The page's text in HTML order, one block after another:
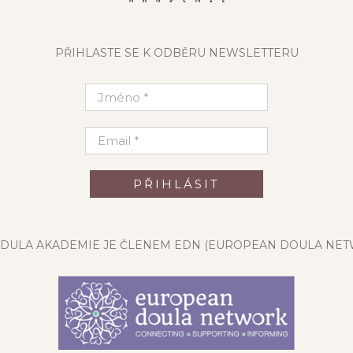
PŘIHLASTE SE K ODBĚRU NEWSLETTERU
AKADEMIE JE ČLENEM EDN (EUROPEAN DOULA